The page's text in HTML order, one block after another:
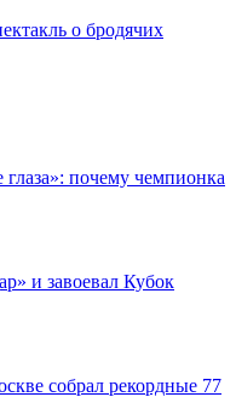
о бродячих
глаза»: почему чемпионка
и завоевал Кубок
собрал рекордные 77